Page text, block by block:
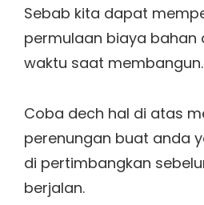
Sebab kita dapat
permulaan biaya bahan
waktu saat membangun.
Coba dech hal di atas
perenungan buat anda
di pertimbangkan
berjalan.